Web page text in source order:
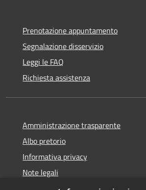
Prenotazione appuntamento
Segnalazione disservizio
Leggi le FAQ
Richiesta assistenza
Amministrazione trasparente
Albo pretorio
Informativa privacy
Note legali